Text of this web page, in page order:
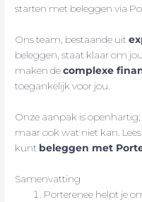
starten met beleggen via
Ons team, bestaande uit
beleggen, staat klaar om
maken decomplexe
toegankelijk voor jou.
Onze aanpak is
maar ook wat niet kan.
kunt beleggen met
Samenvatting
Porterenee helpt je